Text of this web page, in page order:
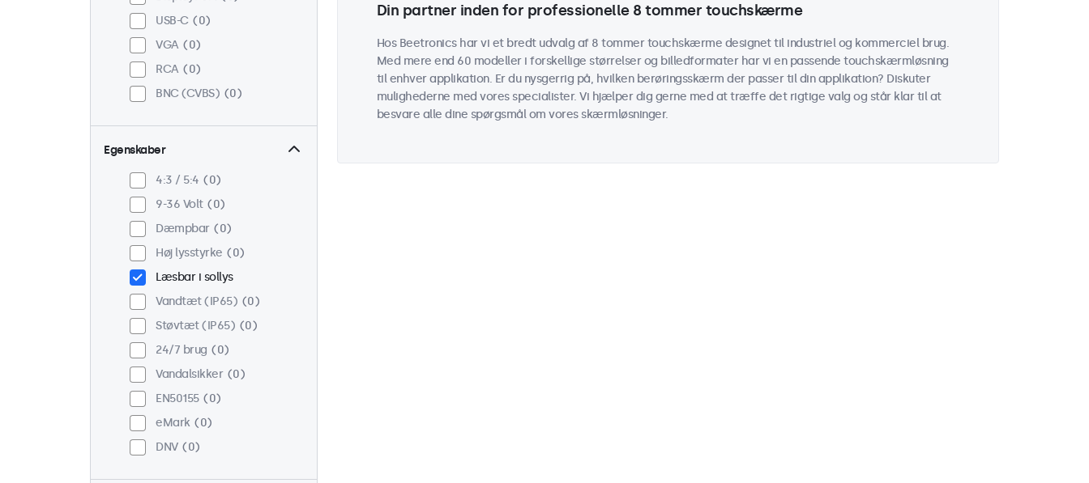
USB-C
0
VGA
0
RCA
0
BNC (CVBS)
0
Egenskaber
4:3 / 5:4
0
9-36 Volt
0
Dæmpbar
0
Høj lysstyrke
0
Læsbar i sollys
Vandtæt (IP65)
0
Støvtæt (IP65)
0
24/7 brug
0
Vandalsikker
0
EN50155
0
eMark
0
DNV
0
Din partner inden for professionelle 8 tommer touchskærme
Hos Beetronics har vi et bredt udvalg af 8 tommer touchskærme designet til industriel og kommerciel brug.
Med mere end 60 modeller i forskellige størrelser og billedformater har vi en passende touchskærmløsning
til enhver applikation. Er du nysgerrig på, hvilken berøringsskærm der passer til din applikation? Diskuter
mulighederne med vores specialister. Vi hjælper dig gerne med at træffe det rigtige valg og står klar til at
besvare alle dine spørgsmål om vores skærmløsninger.